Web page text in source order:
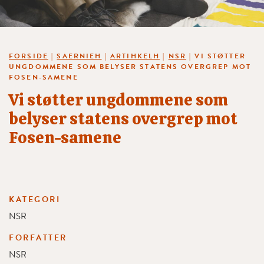
FORSIDE |SAERNIEH | ARTIHKELH | NSR |VI STØTTER
UNGDOMMENE SOM BELYSER STATENS OVERGREP MOT
FOSEN-SAMENE
Vi støtter ungdommene som
belyser statens overgrep mot
Fosen-samene
KATEGORI
NSR
FORFATTER
NSR